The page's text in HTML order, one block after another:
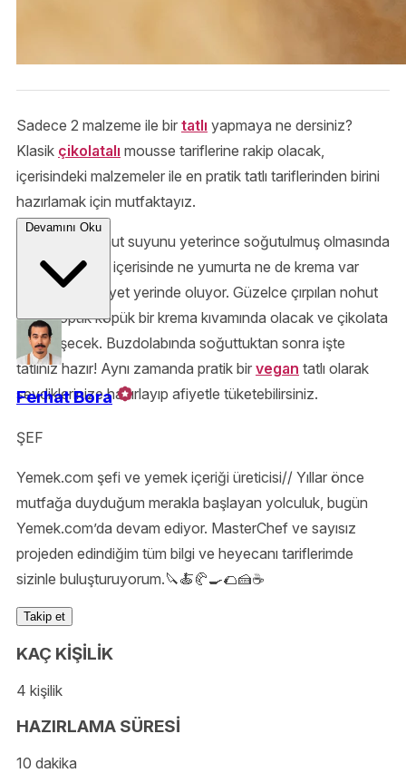
Sadece 2 malzeme ile bir tatlı yapmaya ne dersiniz?
Klasik çikolatalı mousse tariflerine rakip olacak,
içerisindeki malzemeler ile en pratik tatlı tariflerinden birini
hazırlamak için mutfaktayız.
Tarifin sırrı nohut suyunu yeterince soğutulmuş olmasında
saklı. Bu tarifin içerisinde ne yumurta ne de krema var
ama kıvamı gayet yerinde oluyor. Güzelce çırpılan nohut
suyu köpük köpük bir krema kıvamında olacak ve çikolata
ile birleşecek. Buzdolabında soğuttuktan sonra işte
tatlınız hazır! Aynı zamanda pratik bir vegan tatlı olarak
sevdiklerinize hazırlayıp afiyetle tüketebilirsiniz.
Devamını Oku
Ferhat Bora
ŞEF
Yemek.com şefi ve yemek içeriği üreticisi// Yıllar önce
mutfağa duyduğum merakla başlayan yolculuk, bugün
Yemek.com’da devam ediyor. MasterChef ve sayısız
projeden edindiğim tüm bilgi ve heyecanı tariflerimde
sizinle buluşturuyorum.🔪🍝🥐🍳🌮🍰☕️
Takip et
KAÇ KİŞİLİK
4 kişilik
HAZIRLAMA SÜRESİ
10 dakika